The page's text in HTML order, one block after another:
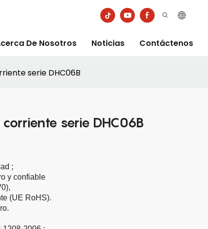
De Nosotros Noticias Contáctenos
serie DHC06B
serie DHC06B
;
y confiable
(UE RoHS).